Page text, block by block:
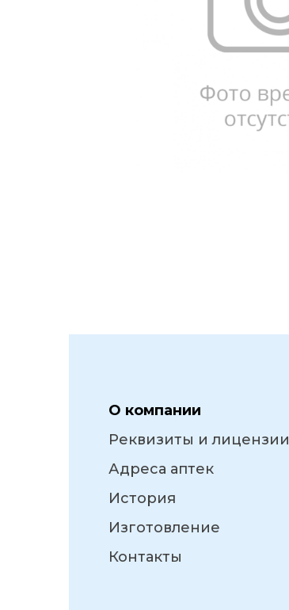
О компании
Реквизиты и лицензии
Адреса аптек
История
Изготовление
Контакты